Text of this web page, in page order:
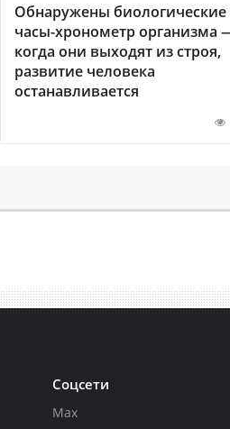
Обнаружены биологические
часы-хронометр организма
когда они выходят из строя,
развитие человека
останавливается
Соцсети
Max